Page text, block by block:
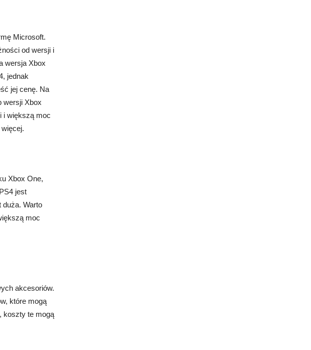
Microsoft.
od wersji i
wersja Xbox
jednak
jej cenę. Na
wersji Xbox
i większą moc
Xbox One,
jest
Warto
moc
akcesoriów.
które mogą
koszty te mogą